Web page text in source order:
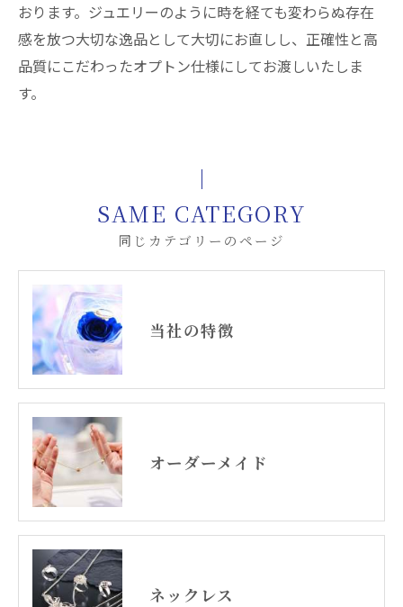
おります。ジュエリーのように時を経ても変わらぬ存在
感を放つ大切な逸品として大切にお直しし、正確性と高
品質にこだわったオプトン仕様にしてお渡しいたしま
す。
同じカテゴリーのページ
SAME CATEGORY
当社の特徴
オーダーメイド
ネックレス